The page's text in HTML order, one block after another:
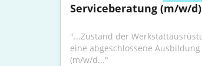
Serviceberatung (m/w/d)
"...Zustand der
eine abgeschlossene
(m/w/d..."